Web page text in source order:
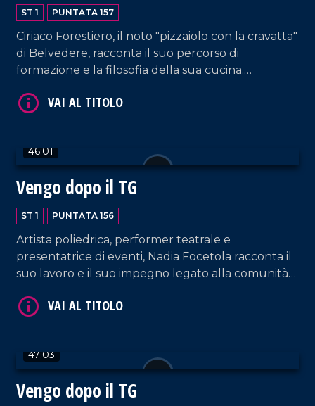
ST 1 PUNTATA 157
Ciriaco Forestiero, il noto "pizzaiolo con la cravatta"
di Belvedere, racconta il suo percorso di
formazione e la filosofia della sua cucina.
volta erudendoci sui bandi di terzo settore.
46:01
Vengo dopo il TG
ST 1 PUNTATA 156
Artista poliedrica, performer teatrale e
presentatrice di eventi, Nadia Focetola racconta il
suo lavoro e il suo impegno legato alla comunità
47:03
Vengo dopo il TG
VAI AL TITOLO
VAI AL TITOLO
VAI AL TITOLO